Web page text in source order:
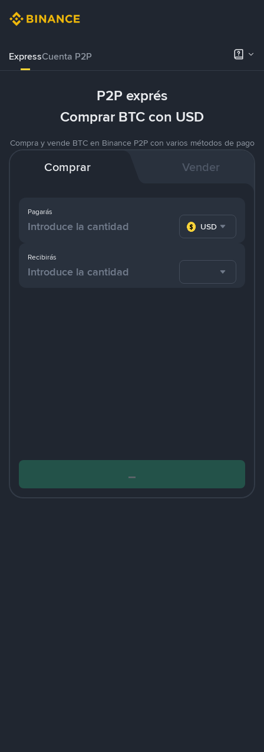
ExpressCuenta P2P
P2P exprés
Comprar BTC con USD
Compra y vende BTC en Binance P2P con varios métodos de pago
Comprar Vender
Pagarás
USD
Recibirás